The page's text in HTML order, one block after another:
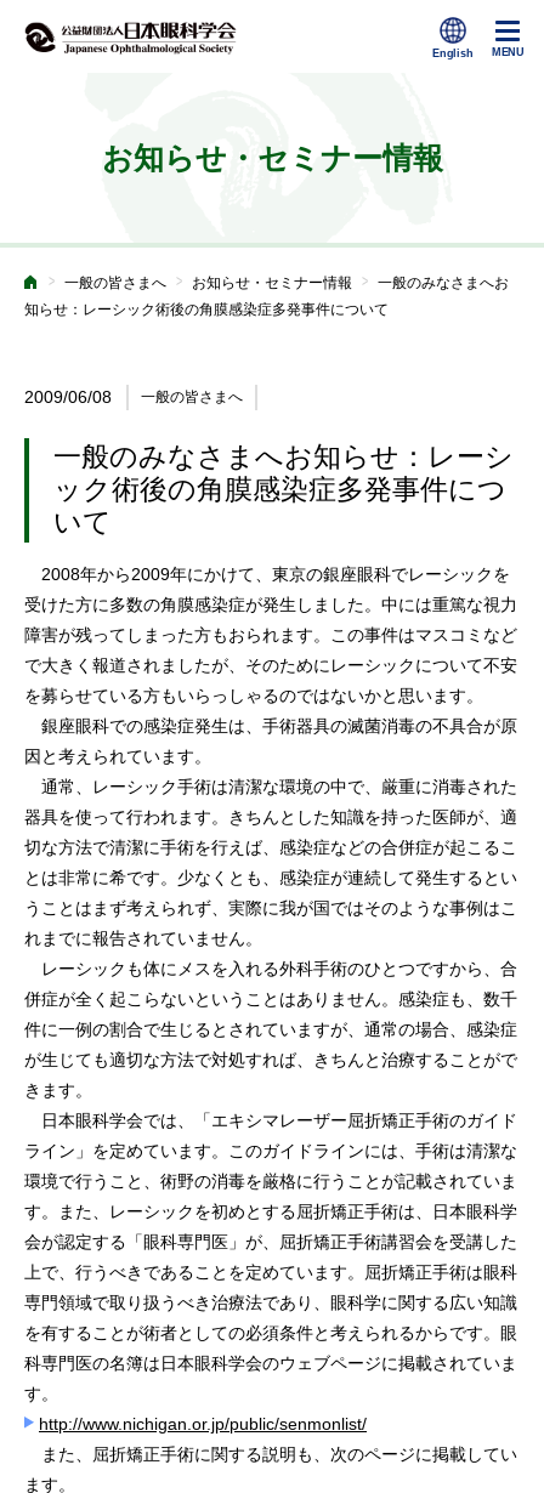
お知らせ・セミナー情報
ホーム
> 一般の皆さまへ > お知らせ・セミナー情報 > 一般のみなさまへお
知らせ：レーシック術後の角膜感染症多発事件について
2009/06/08 一般の皆さまへ
一般のみなさまへお知らせ：レーシ
ック術後の角膜感染症多発事件につ
いて
2008年から2009年にかけて、東京の銀座眼科でレーシックを
受けた方に多数の角膜感染症が発生しました。中には重篤な視力
障害が残ってしまった方もおられます。この事件はマスコミなど
で大きく報道されましたが、そのためにレーシックについて不安
を募らせている方もいらっしゃるのではないかと思います。
銀座眼科での感染症発生は、手術器具の滅菌消毒の不具合が原
因と考えられています。
通常、レーシック手術は清潔な環境の中で、厳重に消毒された
器具を使って行われます。きちんとした知識を持った医師が、適
切な方法で清潔に手術を行えば、感染症などの合併症が起こるこ
とは非常に希です。少なくとも、感染症が連続して発生するとい
うことはまず考えられず、実際に我が国ではそのような事例はこ
れまでに報告されていません。
レーシックも体にメスを入れる外科手術のひとつですから、合
併症が全く起こらないということはありません。感染症も、数千
件に一例の割合で生じるとされていますが、通常の場合、感染症
が生じても適切な方法で対処すれば、きちんと治療することがで
きます。
日本眼科学会では、「エキシマレーザー屈折矯正手術のガイド
ライン」を定めています。このガイドラインには、手術は清潔な
環境で行うこと、術野の消毒を厳格に行うことが記載されていま
す。また、レーシックを初めとする屈折矯正手術は、日本眼科学
会が認定する「眼科専門医」が、屈折矯正手術講習会を受講した
上で、行うべきであることを定めています。屈折矯正手術は眼科
専門領域で取り扱うべき治療法であり、眼科学に関する広い知識
を有することが術者としての必須条件と考えられるからです。眼
科専門医の名簿は日本眼科学会のウェブページに掲載されていま
す。
http://www.nichigan.or.jp/public/senmonlist/
また、屈折矯正手術に関する説明も、次のページに掲載してい
ます。